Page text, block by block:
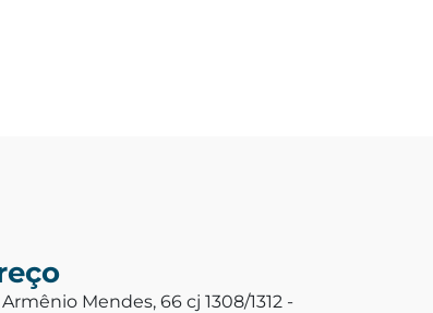
Mendes, 66 cj 1308/1312 -